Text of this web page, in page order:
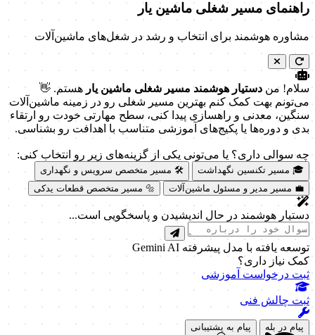
راهنمای مسیر شغلی ماشین یار
مشاوره هوشمند برای انتخاب و رشد در شغل‌های ماشین‌آلات
سلام! من دستیار هوشمند مسیر شغلی ماشین یار هستم. 👋
می‌تونم بهت کمک کنم بهترین مسیر شغلی رو در زمینه ماشین‌آلات
سنگین، معدنی و راهسازی پیدا کنی، سطح مهارتی خودت رو ارتقاء
بدی و دوره‌ها یا پکیج‌های آموزشی متناسب با اهدافت رو بشناسی.
چه سوالی داری؟ یا می‌تونی یکی از گزینه‌های زیر رو انتخاب کنی:
🎓 مسیر تکنسین نگهداشت
🛠️ مسیر متخصص سرویس و نگهداری
💼 مسیر مدیر و مسئول ماشین‌آلات
🔩 مسیر متخصص قطعات یدکی
دستیار هوشمند در حال اندیشیدن و پاسخگویی است...
توسعه یافته با مدل پیشرفته Gemini AI
کمک نیاز داری؟
ثبت درخواست آموزشی
ثبت چالش فنی
پیام در بله پیام به پشتیبانی